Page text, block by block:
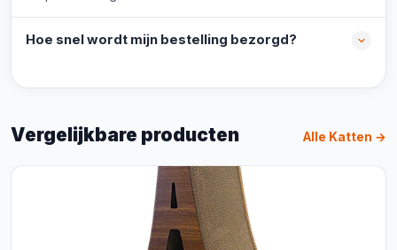
Hoe snel wordt mijn bestelling bezorgd?
Vergelijkbare producten Alle Katten →